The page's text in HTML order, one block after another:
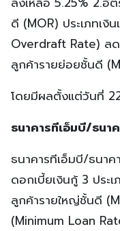
ดี (MOR) ประเภทเงิ
Overdraft Rate) ล
ลูกค้ารายย่อยชั้นดี
โดยมีผลตั้งแต่วันที่
ธนาคารทีเอ็มบี/ธนา
ธนาคารทีเอ็มบี/ธนา
ดอกเบี้ยเงินกู้ 3 ประ
ลูกค้ารายใหญ่ชั้นดี
(Minimum Loan